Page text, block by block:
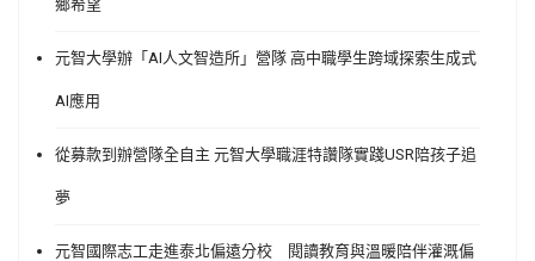
鄉希望
元智大學辦「AI人文智造所」營隊 高中職學生跨域探索生成式
AI應用
從募款到辦營隊全自主 元智大學職涯特讚隊實踐USR陪孩子追
夢
元智國際志工走進泰北偏遠分校 閱讀教育與溫暖陪伴灌溉偏